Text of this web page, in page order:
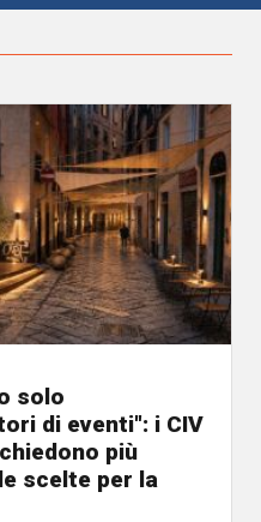
solo
di eventi": i CIV
più
scelte per la